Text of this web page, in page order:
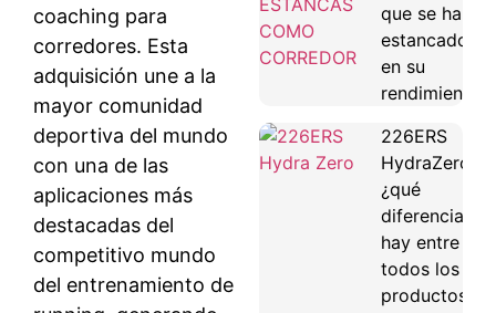
coaching para
corredores. Esta
adquisición une a la
mayor comunidad
deportiva del mundo
con una de las
aplicaciones más
destacadas del
competitivo mundo
del entrenamiento de
que se han
estancado
en su
rendimiento
226ERS
HydraZero:
¿qué
diferencias
hay entre
todos los
productos